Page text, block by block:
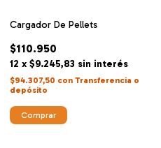
Cargador De Pellets
$110.950
12 x $9.245,83 sin interés
$94.307,50 con Transferencia o
depósito